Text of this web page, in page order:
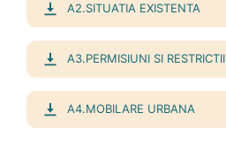
A2.SITUATIA EXISTENTA
A3.PERMISIUNI SI RESTRICTII
A4.MOBILARE URBANA